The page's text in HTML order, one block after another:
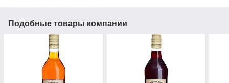
Подобные товары компании